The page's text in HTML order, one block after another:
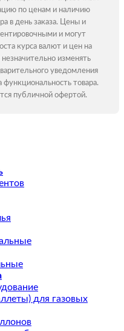
по ценам и наличию
в день заказа. Цены и
и могут
курса валют и цен на
изменять
уведомления
функциональность товара.
публичной офертой.
для газовых